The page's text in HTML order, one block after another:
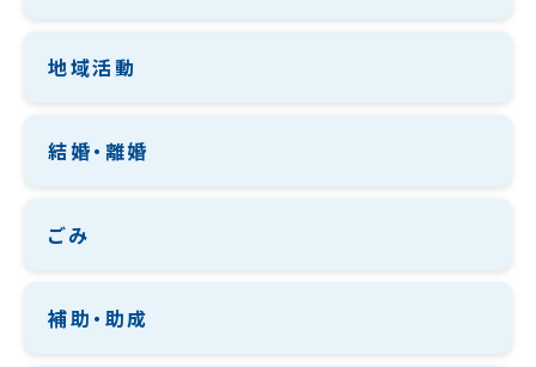
地域活動
結婚・離婚
ごみ
補助・助成